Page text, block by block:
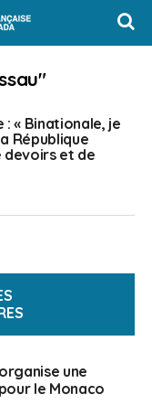
« Binationale, je
République
devoirs et de
une
le Monaco